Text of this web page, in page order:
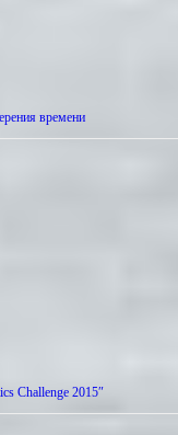
времени
Challenge 2015″